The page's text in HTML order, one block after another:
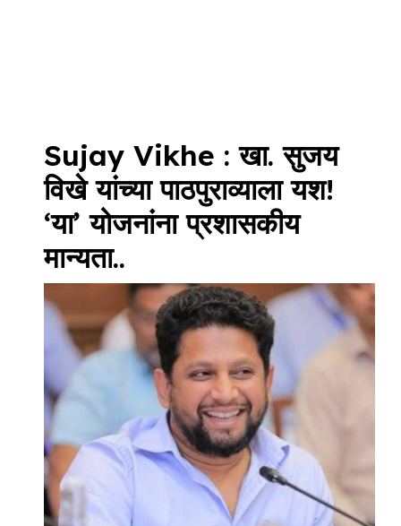
Sujay Vikhe : खा. सुजय
विखे यांच्या पाठपुराव्याला यश!
‘या’ योजनांना प्रशासकीय
मान्यता..